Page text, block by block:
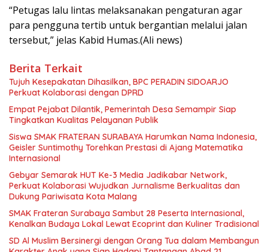
“Petugas lalu lintas melaksanakan pengaturan agar
para pengguna tertib untuk bergantian melalui jalan
tersebut,” jelas Kabid Humas.(Ali news)
Berita Terkait
Tujuh Kesepakatan Dihasilkan, BPC PERADIN SIDOARJO
Perkuat Kolaborasi dengan DPRD
Empat Pejabat Dilantik, Pemerintah Desa Semampir Siap
Tingkatkan Kualitas Pelayanan Publik
Siswa SMAK FRATERAN SURABAYA Harumkan Nama Indonesia,
Geisler Suntimothy Torehkan Prestasi di Ajang Matematika
Internasional
Gebyar Semarak HUT Ke-3 Media Jadikabar Network,
Perkuat Kolaborasi Wujudkan Jurnalisme Berkualitas dan
Dukung Pariwisata Kota Malang
SMAK Frateran Surabaya Sambut 28 Peserta Internasional,
Kenalkan Budaya Lokal Lewat Ecoprint dan Kuliner Tradisional
SD Al Muslim Bersinergi dengan Orang Tua dalam Membangun